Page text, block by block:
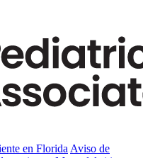
en Florida Aviso de